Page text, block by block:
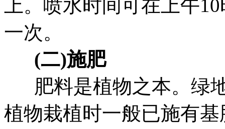
上。喷水时间可在上午
一次。
(二)施肥
肥料是植物之本。绿
植物栽植时一般已施有